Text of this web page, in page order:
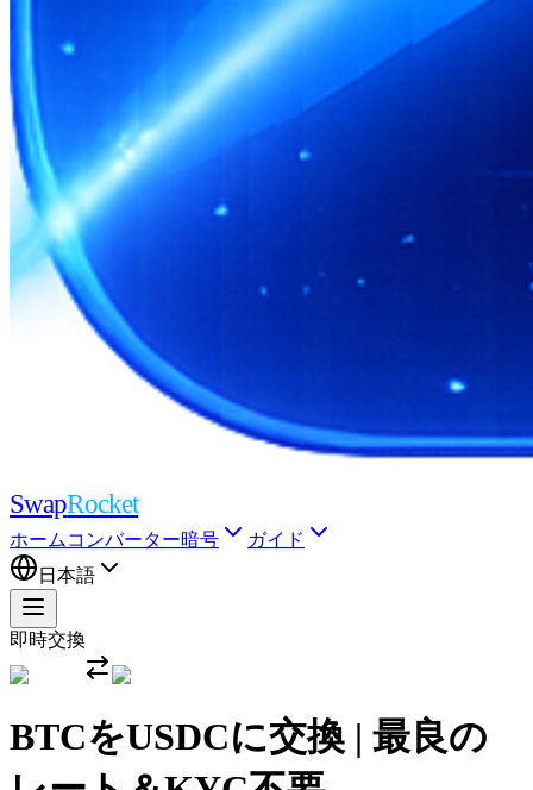
SwapRocket
ホーム コンバーター暗号
ガイド
日本語
即時交換
BTCをUSDCに交換 | 最良の